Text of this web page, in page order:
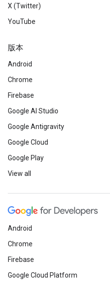
X (Twitter)
YouTube
版本
Android
Chrome
Firebase
Google AI Studio
Google Antigravity
Google Cloud
Google Play
View all
Android
Chrome
Firebase
Google Cloud Platform